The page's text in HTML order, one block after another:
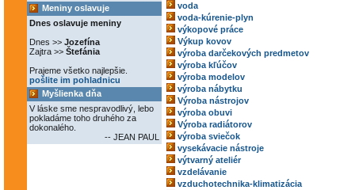
Meniny oslavuje
Dnes oslavuje meniny
Dnes >> Jozefína
Zajtra >> Štefánia
Prajeme všetko najlepšie.
pošlite im pohladnicu
Myšlienka dňa
V láske sme nespravodlivý, lebo
pokladáme toho druhého za
dokonalého.
-- JEAN PAUL
voda
voda-kúrenie-plyn
výkopové práce
Výkup kovov
výroba darčekových predmetov
výroba kľúčov
výroba modelov
výroba nábytku
Výroba nástrojov
výroba obuvi
Výroba radiátorov
výroba sviečok
vysekávacie nástroje
výtvarný ateliér
vzdelávanie
vzduchotechnika-klimatizácia